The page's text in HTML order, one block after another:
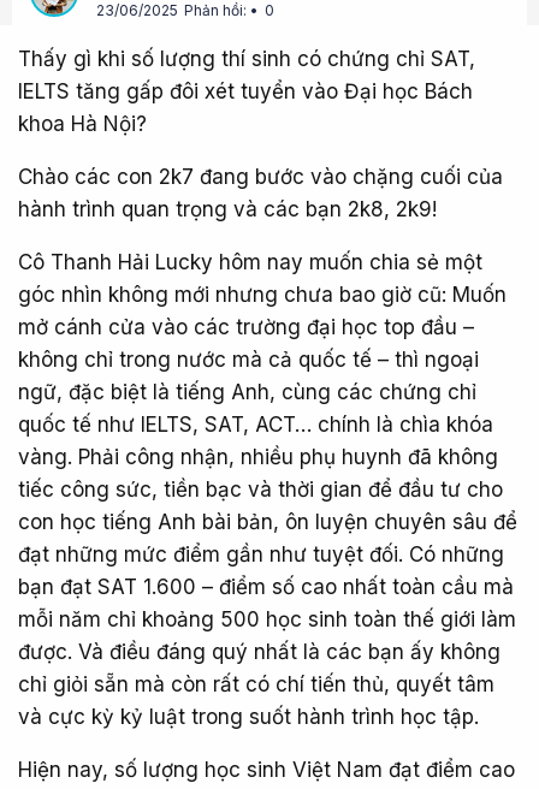
23/06/2025 Phản hồi: 0
Thấy gì khi số lượng thí sinh có chứng chỉ SAT,
IELTS tăng gấp đôi xét tuyển vào Đại học Bách
khoa Hà Nội?
Chào các con 2k7 đang bước vào chặng cuối của
hành trình quan trọng và các bạn 2k8, 2k9!
Cô Thanh Hải Lucky hôm nay muốn chia sẻ một
góc nhìn không mới nhưng chưa bao giờ cũ: Muốn
mở cánh cửa vào các trường đại học top đầu –
không chỉ trong nước mà cả quốc tế – thì ngoại
ngữ, đặc biệt là tiếng Anh, cùng các chứng chỉ
quốc tế như IELTS, SAT, ACT… chính là chìa khóa
vàng. Phải công nhận, nhiều phụ huynh đã không
tiếc công sức, tiền bạc và thời gian để đầu tư cho
con học tiếng Anh bài bản, ôn luyện chuyên sâu để
đạt những mức điểm gần như tuyệt đối. Có những
bạn đạt SAT 1.600 – điểm số cao nhất toàn cầu mà
mỗi năm chỉ khoảng 500 học sinh toàn thế giới làm
được. Và điều đáng quý nhất là các bạn ấy không
chỉ giỏi sẵn mà còn rất có chí tiến thủ, quyết tâm
và cực kỳ kỷ luật trong suốt hành trình học tập.
Hiện nay, số lượng học sinh Việt Nam đạt điểm cao